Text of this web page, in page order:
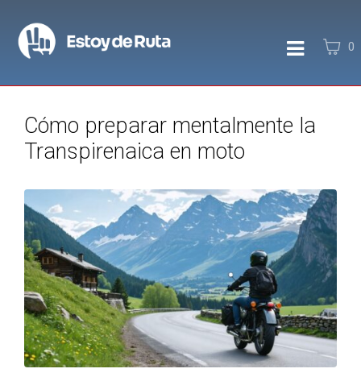
0
Cómo preparar mentalmente la
Transpirenaica en moto